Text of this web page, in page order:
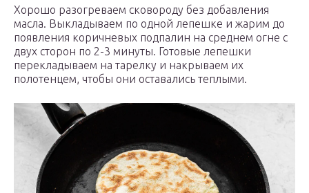
Хорошо разогреваем сковороду без добавления
масла. Выкладываем по одной лепешке и жарим до
появления коричневых подпалин на среднем огне с
двух сторон по 2-3 минуты. Готовые лепешки
перекладываем на тарелку и накрываем их
полотенцем, чтобы они оставались теплыми.